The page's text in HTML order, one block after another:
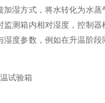
方式，将水转化为水蒸
测箱内相对湿度，控制
度参数，例如在升温阶